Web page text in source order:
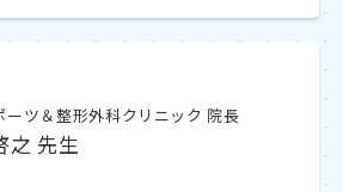
ーツ＆整形外科クリニック 院長
之 先生